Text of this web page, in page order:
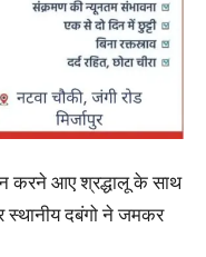
करने आए श्रद्धालू के साथ
स्थानीय दबंगो ने जमकर